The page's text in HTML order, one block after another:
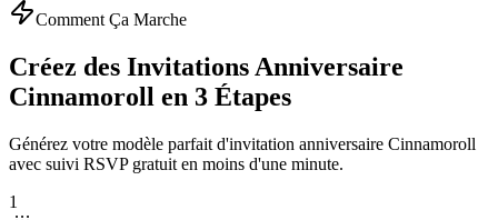
Comment Ça Marche
Créez des Invitations Anniversaire
Cinnamoroll en 3 Étapes
Générez votre modèle parfait d'invitation anniversaire Cinnamoroll
avec suivi RSVP gratuit en moins d'une minute.
1